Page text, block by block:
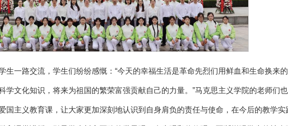
生一路交流，学生们纷纷感慨：“今天的幸福生活是革命先烈们用鲜血和生命换来的
学文化知识，将来为祖国的繁荣富强贡献自己的力量。”马克思主义学院的老师们
国主义教育课，让大家更加深刻地认识到自身肩负的责任与使命，在今后的教学实